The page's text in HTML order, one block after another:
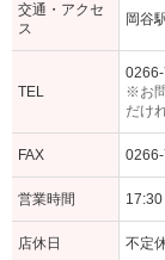
交通・アクセ
ス
岡谷
TEL
※お
だけ
FAX
営業時間
店休日 不定